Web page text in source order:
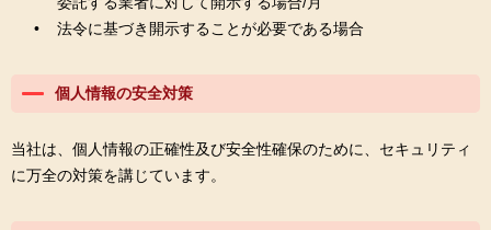
法令に基づき開示することが必要である場合
個人情報の安全対策
当社は、個人情報の正確性及び安全性確保のために、セキュリティ
に万全の対策を講じています。